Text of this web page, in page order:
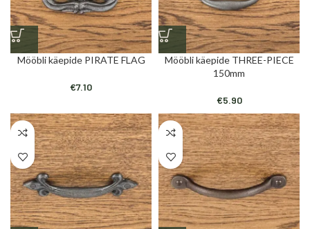
Mööbli käepide PIRATE FLAG
€7.10
Mööbli käepide THREE-PIECE
150mm
€5.90